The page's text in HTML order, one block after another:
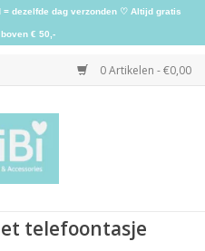
0 Artikelen - €0,00
telefoontasje
dezelfde dag verzonden ♡ Altijd gratis
€ 50,-